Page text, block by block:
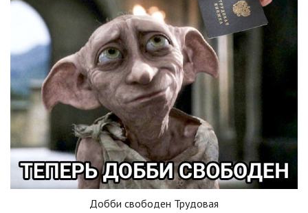
Добби свободен Трудовая